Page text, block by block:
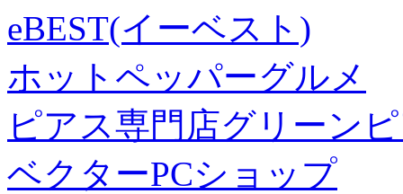
eBEST(イーベスト)
ホットペッパーグルメ
ピアス専門店グリーン
ベクターPCショップ